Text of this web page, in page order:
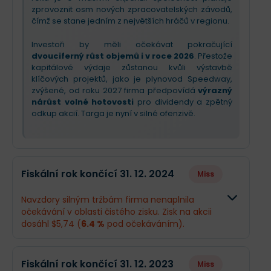
zprovoznit osm nových zpracovatelských závodů,
čímž se stane jedním z největších hráčů v regionu.
Investoři by měli očekávat pokračující
dvouciferný růst objemů i v roce 2026. Přestože
kapitálové výdaje zůstanou kvůli výstavbě
klíčových projektů, jako je plynovod Speedway,
zvýšené, od roku 2027 firma předpovídá výrazný
nárůst volné hotovosti pro dividendy a zpětný
odkup akcií. Targa je nyní v silné ofenzivě.
Fiskální rok končící 31. 12. 2024 Miss
Navzdory silným tržbám firma nenaplnila
očekávání v oblasti čistého zisku. Zisk na akcii
dosáhl $5,74 (6.4 % pod očekáváním).
Fiskální rok končící 31. 12. 2023 Miss